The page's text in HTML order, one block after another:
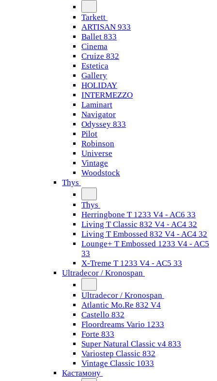
Tarkett
ARTISAN 933
Ballet 833
Cinema
Cruize 832
Estetica
Gallery
HOLIDAY
INTERMEZZO
Laminart
Navigator
Odyssey 833
Pilot
Robinson
Universe
Vintage
Woodstock
Thys
Thys
Herringbone T 1233 V4 - AC6 33
Living T Classic 832 V4 - AC4 32
Living T Embossed 832 V4 - AC4 32
Lounge+ T Embossed 1233 V4 - AC5
33
X-Treme T 1233 V4 - AC5 33
Ultradecor / Kronospan
Ultradecor / Kronospan
Atlantic Mo.Re 832 V4
Castello 832
Floordreams Vario 1233
Forte 833
Super Natural Classic v4 833
Variostep Classic 832
Vintage Classic 1033
Кастамону